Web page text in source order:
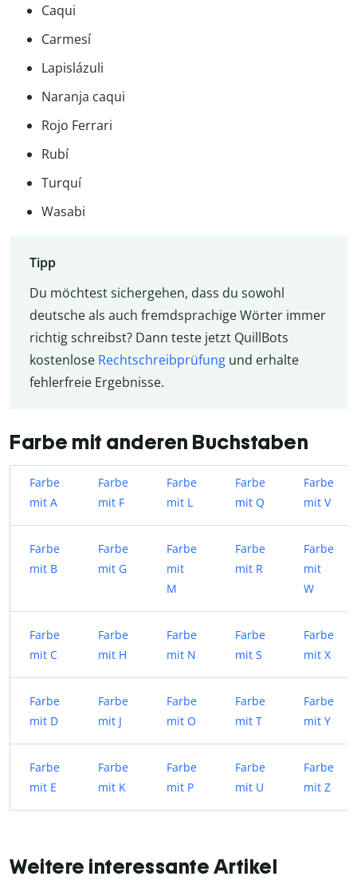
Caqui
Carmesí
Lapislázuli
Naranja caqui
Rojo Ferrari
Rubí
Turquí
Wasabi
Tipp
Du möchtest sichergehen, dass du sowohl
deutsche als auch fremdsprachige Wörter immer
richtig schreibst? Dann teste jetzt QuillBots
kostenlose Rechtschreibprüfungund erhalte
fehlerfreie Ergebnisse.
Farbe mit anderen Buchstaben
Farbe
mit A
Farbe
mit F
Farbe
mit L
Farbe
mit Q
Farbe
mit V
Farbe
mit B
Farbe
mit G
Farbe
mit
M
Farbe
mit R
Farbe
mit
W
Farbe
mit C
Farbe
mit H
Farbe
mit N
Farbe
mit S
Farbe
mit X
Farbe
mit D
Farbe
mit J
Farbe
mit O
Farbe
mit T
Farbe
mit Y
Farbe
mit E
Farbe
mit K
Farbe
mit P
Farbe
mit U
Farbe
mit Z
Weitere interessante Artikel